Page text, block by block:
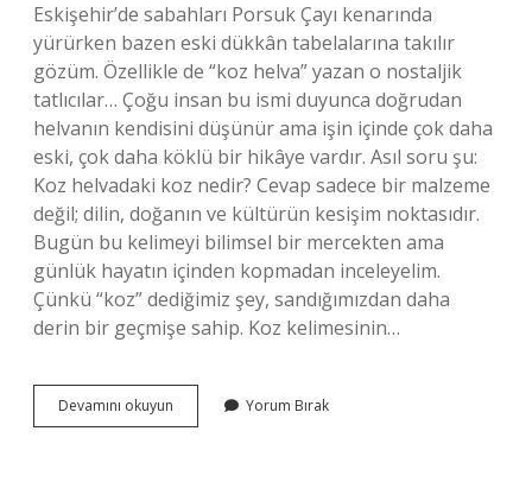
Eskişehir’de sabahları Porsuk Çayı kenarında
yürürken bazen eski dükkân tabelalarına takılır
gözüm. Özellikle de “koz helva” yazan o nostaljik
tatlıcılar… Çoğu insan bu ismi duyunca doğrudan
helvanın kendisini düşünür ama işin içinde çok daha
eski, çok daha köklü bir hikâye vardır. Asıl soru şu:
Koz helvadaki koz nedir? Cevap sadece bir malzeme
değil; dilin, doğanın ve kültürün kesişim noktasıdır.
Bugün bu kelimeyi bilimsel bir mercekten ama
günlük hayatın içinden kopmadan inceleyelim.
Çünkü “koz” dediğimiz şey, sandığımızdan daha
derin bir geçmişe sahip. Koz kelimesinin…
Devamını okuyun
helvadaki
Yorum Bırak